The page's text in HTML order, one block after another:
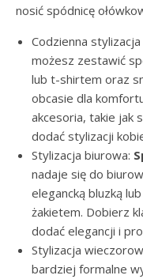
nosić spódnicę
Codzienna
możesz zestawić
lub t-shirtem oraz
obcasie dla
akcesoria, takie jak
dodać stylizacji
Stylizacja biurowa:
nadaje się do
elegancką bluzką
żakietem. Dobierz
dodać elegancji i
Stylizacja
bardziej formalne